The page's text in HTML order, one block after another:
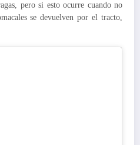
pero si esto ocurre cuando no
se devuelven por el tracto,